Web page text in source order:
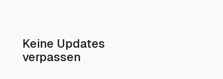
Keine Updates
verpassen